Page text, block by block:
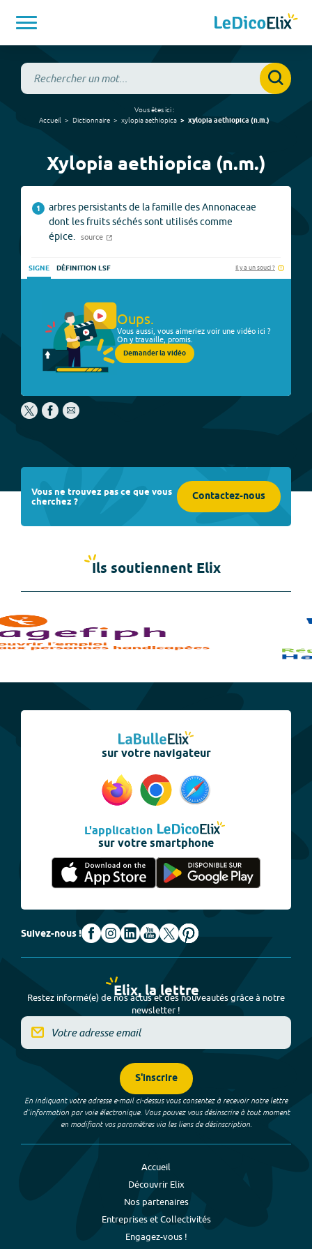
Vous êtes ici :
Accueil
Dictionnaire xylopia aethiopica xylopia aethiopica (n.m.)
Xylopia aethiopica (n.m.)
1
arbres persistants de la famille des Annonaceae
dont les fruits séchés sont utilisés comme
épice.
source
SIGNE DÉFINITION LSF Il y a un souci ?
Oups.
Vous aussi, vous aimeriez voir une vidéo ici ?
On y travaille, promis.
Demander la vidéo
Vous ne trouvez pas ce que vous
cherchez ? Contactez-nous
Ils soutiennent Elix
sur votre navigateur
L'application
sur votre smartphone
Suivez-nous !
Elix, la lettre
Restez informé(e) de nos actus et des nouveautés grâce à notre
newsletter !
S'inscrire
En indiquant votre adresse e-mail ci-dessus vous consentez à recevoir notre lettre
d’information par voie électronique. Vous pouvez vous désinscrire à tout moment
en modifiant vos paramètres via les liens de désinscription.
Accueil
Découvrir Elix
Nos partenaires
Entreprises et Collectivités
Engagez-vous !